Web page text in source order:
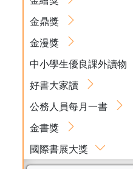
金鼎獎
金漫獎
中小學生優良課外讀物
好書大家讀
公務人員每月一書
金書獎
國際書展大獎